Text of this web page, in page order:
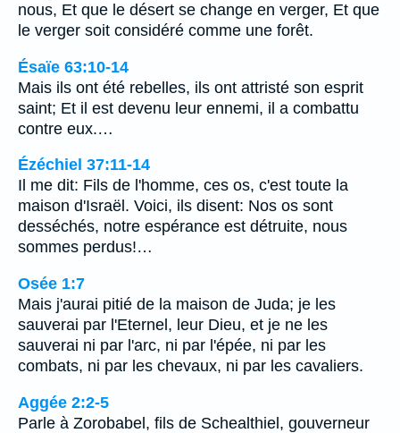
nous, Et que le désert se change en verger, Et que
le verger soit considéré comme une forêt.
Ésaïe 63:10-14
Mais ils ont été rebelles, ils ont attristé son esprit
saint; Et il est devenu leur ennemi, il a combattu
contre eux.…
Ézéchiel 37:11-14
Il me dit: Fils de l'homme, ces os, c'est toute la
maison d'Israël. Voici, ils disent: Nos os sont
desséchés, notre espérance est détruite, nous
sommes perdus!…
Osée 1:7
Mais j'aurai pitié de la maison de Juda; je les
sauverai par l'Eternel, leur Dieu, et je ne les
sauverai ni par l'arc, ni par l'épée, ni par les
combats, ni par les chevaux, ni par les cavaliers.
Aggée 2:2-5
Parle à Zorobabel, fils de Schealthiel, gouverneur